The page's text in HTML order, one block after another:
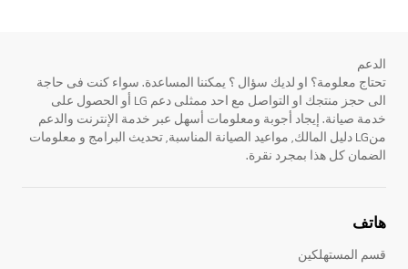
الدعم
تحتاج معلومة؟ او لديك سؤال ؟ يمكننا المساعدة. سواء كنت فى حاجة
الى حجز منتجك او التواصل مع احد ممثلى دعم LG أو الحصول على
خدمة صيانة. إيجاد أجوبة ومعلومات أسهل عبر خدمة الإنترنت والدعم
منLG دليل المالك, مواعيد الصيانة المناسبة, تحديث البرامج و معلومات
الضمان كل هذا بمجرد نقرة.
هاتف
قسم المستهلكين